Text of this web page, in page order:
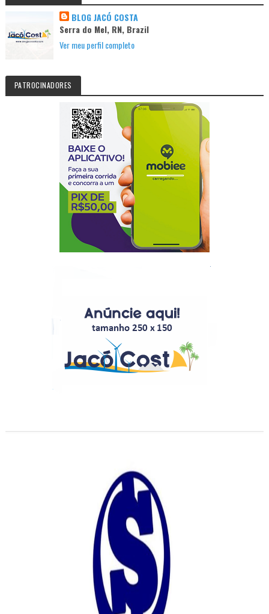
BLOG JACÓ COSTA
Serra do Mel, RN, Brazil
Ver meu perfil completo
PATROCINADORES